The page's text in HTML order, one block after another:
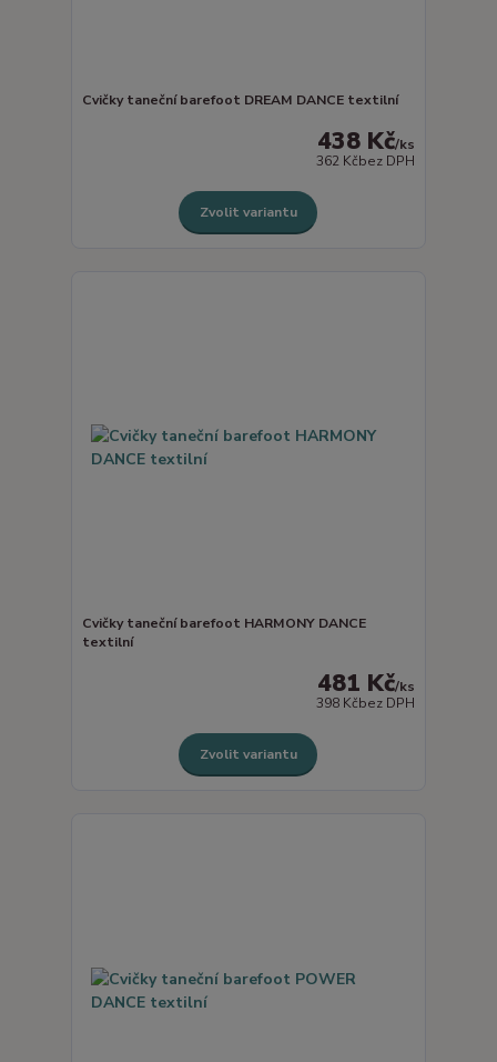
Cvičky taneční barefoot DREAM DANCE textilní
438 Kč/ks
362 Kčbez DPH
Zvolit variantu
Cvičky taneční barefoot HARMONY DANCE
textilní
481 Kč/ks
398 Kčbez DPH
Zvolit variantu